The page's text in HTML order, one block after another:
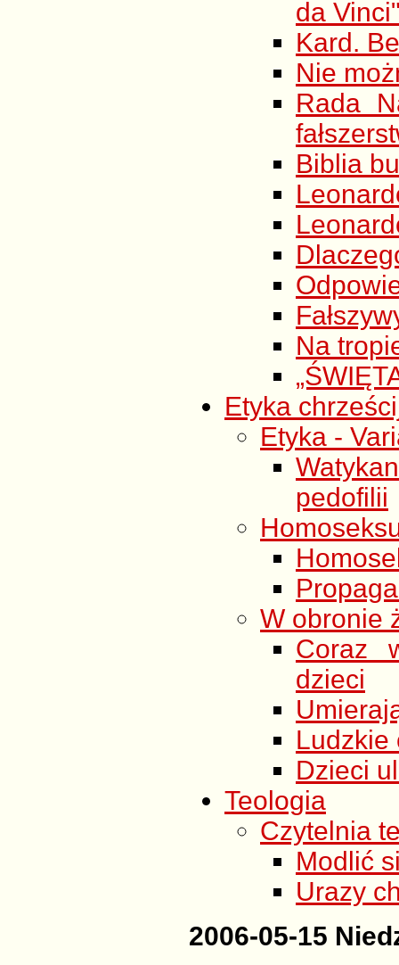
da
Kard.
Nie
Rada
Biblia
Na
Etyka
Etyka -
pedofilii
W obronie
Coraz
dzieci
Ludzkie
Dzieci
Teologia
Czytelnia
Modlić
Urazy
2006-05-15